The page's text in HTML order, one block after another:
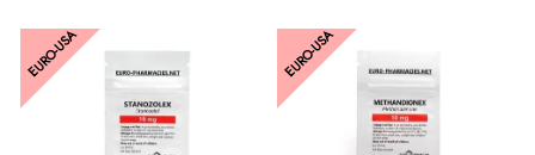
EURO-USA EURO-USA